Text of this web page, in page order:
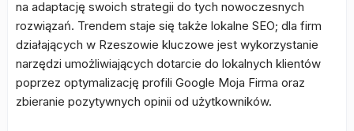
na adaptację swoich strategii do tych nowoczesnych
rozwiązań. Trendem staje się także lokalne SEO; dla firm
działających w Rzeszowie kluczowe jest wykorzystanie
narzędzi umożliwiających dotarcie do lokalnych klientów
poprzez optymalizację profili Google Moja Firma oraz
zbieranie pozytywnych opinii od użytkowników.